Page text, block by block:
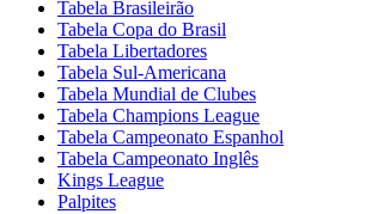
Tabela Brasileirão
Tabela Copa do Brasil
Tabela Libertadores
Tabela Sul-Americana
Tabela Mundial de Clubes
Tabela Champions League
Tabela Campeonato Espanhol
Tabela Campeonato Inglês
Kings League
Palpites